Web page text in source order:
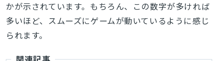
かが示されています。もちろん、この数字が多ければ
多いほど、スムーズにゲームが動いているように感じ
られます。